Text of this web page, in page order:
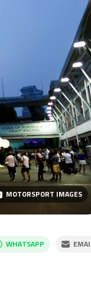
MOTORSPORT IMAGES
WHATSAPP